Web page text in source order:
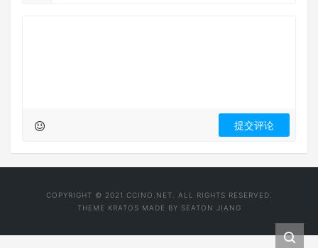
COPYRIGHT © 2021 CCINO.NET. ALL RIGHTS RESERVED.
THEME KRATOS MADE BY SEATON JIANG